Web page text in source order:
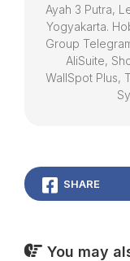
Ayah 3 Putra,
Yogyakarta.
Group
AliSuite,
WallSpot Plus,
SHARE
You may